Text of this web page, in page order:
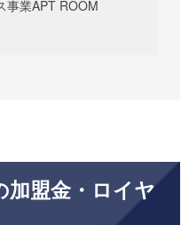
事業APT ROOM
盟金・ロイヤ